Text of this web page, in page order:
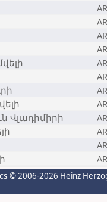
Վլադիմիրի
© 2006-2026 Heinz